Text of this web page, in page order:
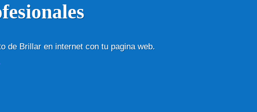
de Brillar en internet con tu pagina web.